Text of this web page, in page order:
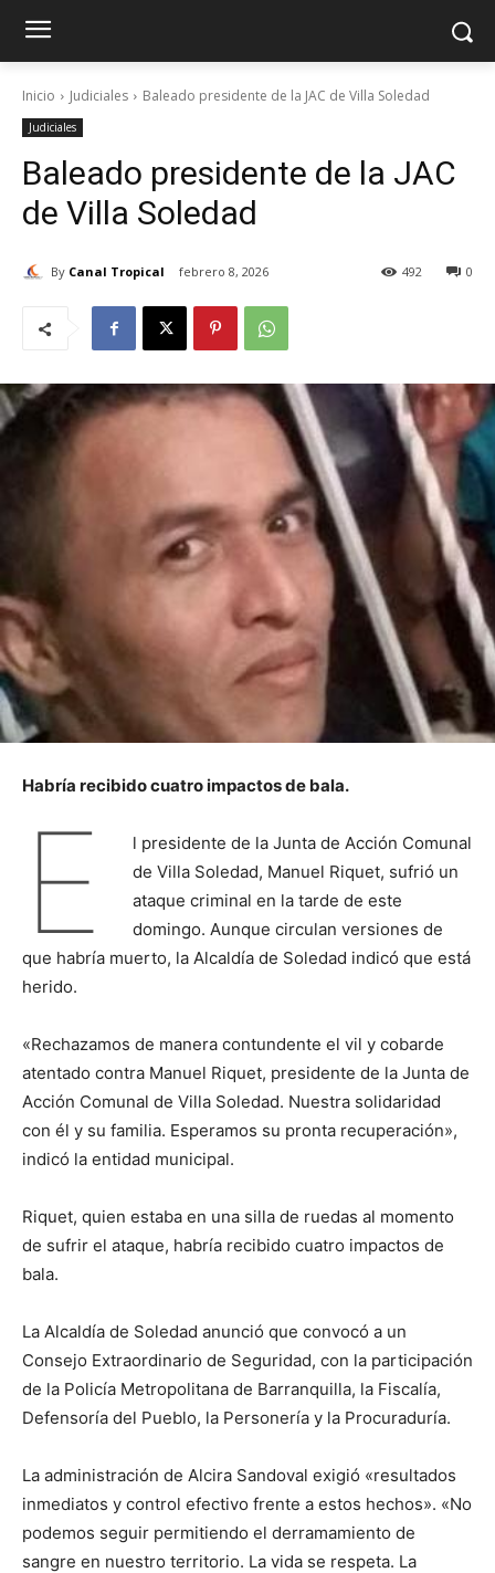
Inicio Judiciales Baleado presidente de la JAC de Villa Soledad
Judiciales
Baleado presidente de la JAC
de Villa Soledad
By Canal Tropical febrero 8, 2026 0
492
Habría recibido cuatro impactos de bala.
E
l presidente de la Junta de Acción Comunal
de Villa Soledad, Manuel Riquet, sufrió un
ataque criminal en la tarde de este
domingo. Aunque circulan versiones de
que habría muerto, la Alcaldía de Soledad indicó que está
herido.
«Rechazamos de manera contundente el vil y cobarde
atentado contra Manuel Riquet, presidente de la Junta de
Acción Comunal de Villa Soledad. Nuestra solidaridad
con él y su familia. Esperamos su pronta recuperación»,
indicó la entidad municipal.
Riquet, quien estaba en una silla de ruedas al momento
de sufrir el ataque, habría recibido cuatro impactos de
bala.
La Alcaldía de Soledad anunció que convocó a un
Consejo Extraordinario de Seguridad, con la participación
de la Policía Metropolitana de Barranquilla, la Fiscalía,
Defensoría del Pueblo, la Personería y la Procuraduría.
La administración de Alcira Sandoval exigió «resultados
inmediatos y control efectivo frente a estos hechos». «No
podemos seguir permitiendo el derramamiento de
sangre en nuestro territorio. La vida se respeta. La